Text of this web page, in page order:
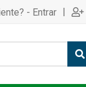
- Entrar |